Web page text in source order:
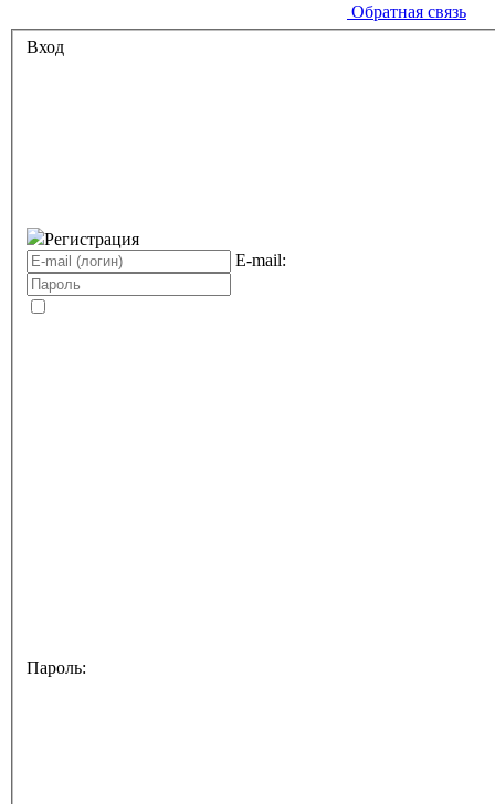
Обратная связь
Вход
Регистрация
E-mail:
Пароль: